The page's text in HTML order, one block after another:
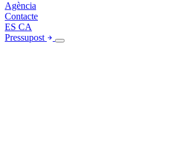
Agència
Contacte
ES CA
Pressupost